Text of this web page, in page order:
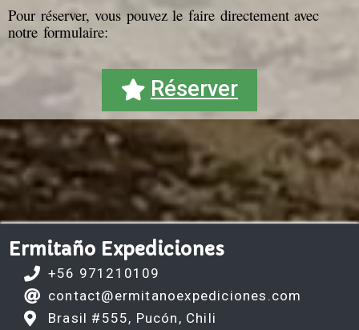
Pour réserver, vous pouvez le faire directement avec
notre formulaire:
Réserver
Ermitaño Expediciones
+56 971210109
contact@ermitanoexpediciones.com
Brasil #555, Pucón, Chili